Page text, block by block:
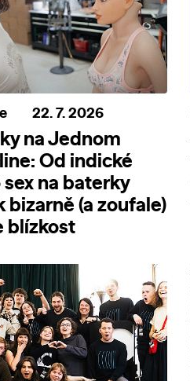
22. 7. 2026
na Jednom
Od indické
na baterky
bizarně (a zoufale)
blízkost